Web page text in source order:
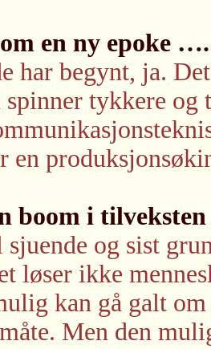
en ny epoke ….
har begynt, ja.
tykkere og
en
boom i
sjuende og sist
løser ikke
kan gå galt
Men den